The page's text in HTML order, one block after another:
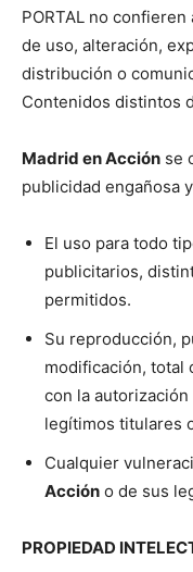
PORTAL no
de uso, alteración,
distribución o
Contenidos distintos
Madrid en Acción se
publicidad engañosa
El uso para todo
publicitarios,
permitidos.
Su reproducción,
modificación, total
con la
legítimos titulares
Cualquier
Acción o de sus
PROPIEDAD